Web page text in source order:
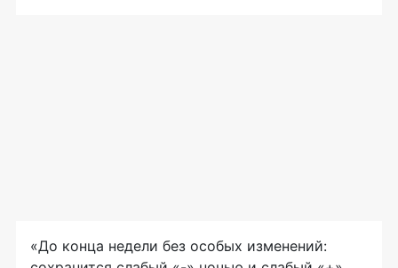
«До конца недели без особых изменений: